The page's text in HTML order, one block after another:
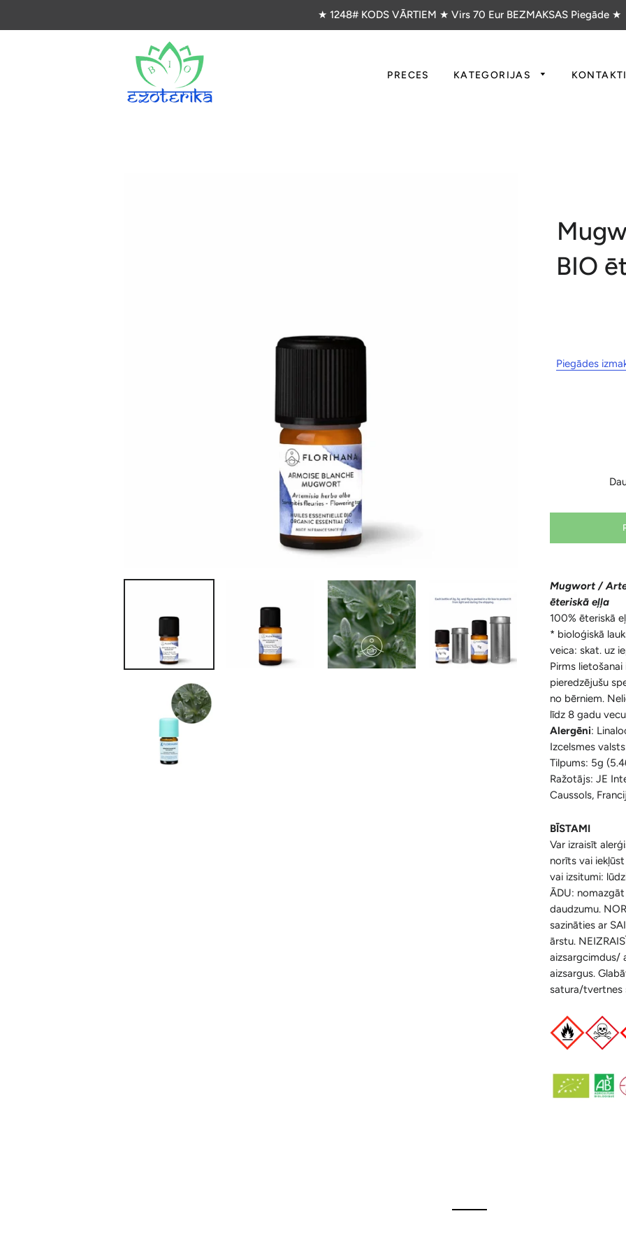
★ 1248# KODS VĀRTIEM ★ Virs 70 Eur BEZMAKSAS Piegāde ★
PRECES KATEGORIJAS KONTAKTI
BIO
Piegādes
Mugwort /
ēteriskā eļļa
100% ēteriskā
* bioloģiskā
veica: skat. uz
Pirms
pieredzējušu
no bērniem.
līdz 8 gadu
Alergēni:
Izcelsmes
Tilpums: 5g
Ražotājs: JE
Caussols,
BĪSTAMI
Var izraisīt
norīts vai
vai izsitumi:
ĀDU:
daudzumu.
sazināties ar
ārstu.
aizsargcimdus/
aizsargus.
satura/tvertnes